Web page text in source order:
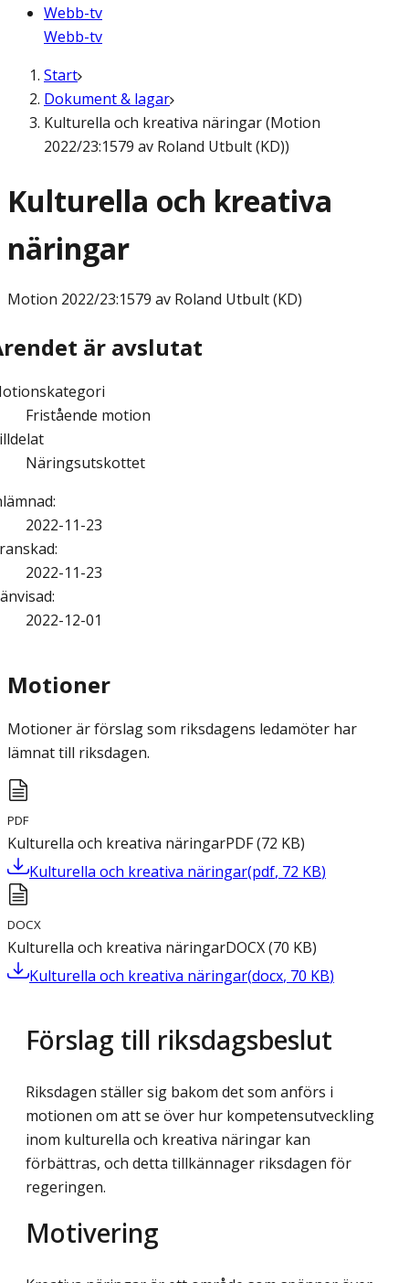
Webb-tv
Webb-tv
Start
Dokument & lagar
Kulturella och kreativa näringar (Motion
2022/23:1579 av Roland Utbult (KD))
Kulturella och kreativa
näringar
Motion 2022/23:1579 av Roland Utbult (KD)
är avslutat
Fristående motion
Näringsutskottet
:
2022-11-23
:
2022-11-23
:
2022-12-01
Motioner
Motioner är förslag som riksdagens ledamöter har
lämnat till riksdagen.
PDF
Kulturella och kreativa näringarPDF(72 KB)
Kulturella och kreativa näringar(pdf, 72 KB)
DOCX
Kulturella och kreativa näringarDOCX(70 KB)
Kulturella och kreativa näringar(docx, 70 KB)
Förslag till riksdagsbeslut
Riksdagen ställer sig bakom det som anförs i
motionen om att se över hur kompetensutveckling
inom kulturella och kreativa näringar kan
förbättras, och detta tillkännager riksdagen för
regeringen.
Motivering